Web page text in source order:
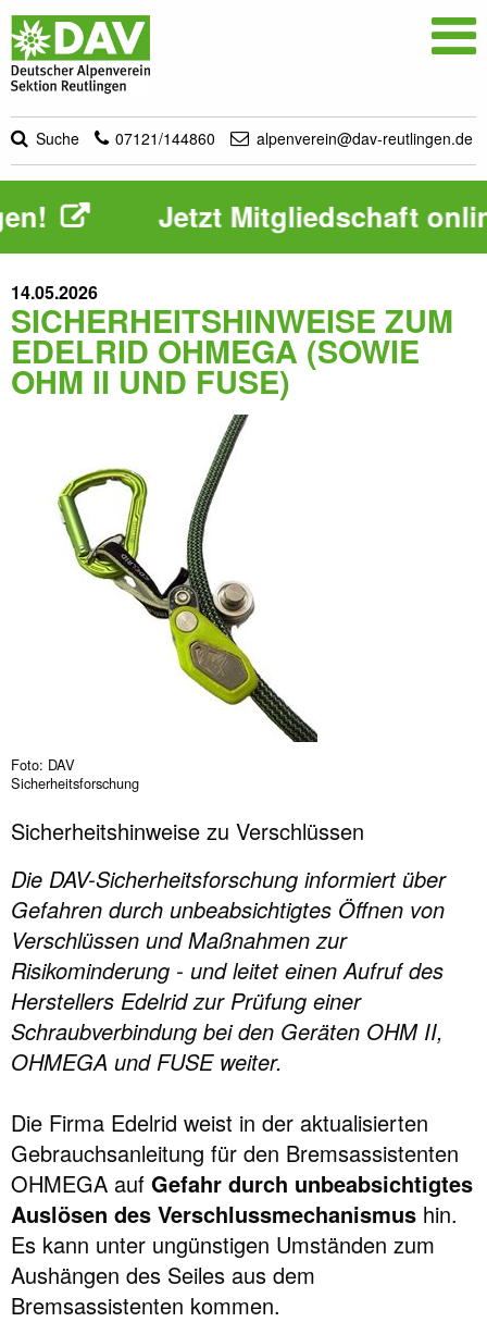

Suche 07121/144860 alpenverein@dav-reutlingen.de
Jetzt Mitgliedschaft
14.05.2026
SICHERHEITSHINWEISE ZUM
EDELRID OHMEGA (SOWIE
OHM II UND FUSE)
Foto: DAV
Sicherheitsforschung
Sicherheitshinweise zu Verschlüssen
Die DAV-Sicherheitsforschung informiert über
Gefahren durch unbeabsichtigtes Öffnen von
Verschlüssen und Maßnahmen zur
Risikominderung - und leitet einen Aufruf des
Herstellers Edelrid zur Prüfung einer
Schraubverbindung bei den Geräten OHM II,
OHMEGA und FUSE weiter.
Die Firma Edelrid weist in der aktualisierten
Gebrauchsanleitung für den Bremsassistenten
OHMEGA auf Gefahr durch unbeabsichtigtes
Auslösen des Verschlussmechanismus hin.
Es kann unter ungünstigen Umständen zum
Aushängen des Seiles aus dem
Bremsassistenten kommen.